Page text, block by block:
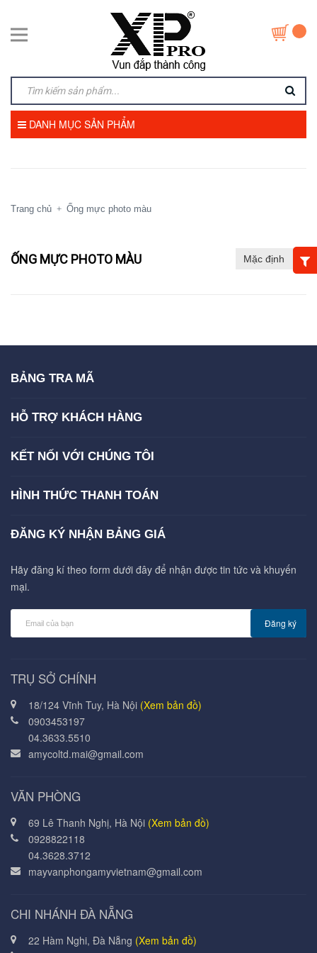
DANH MỤC SẢN PHẨM
Trang chủ + Ống mực photo màu
ỐNG MỰC PHOTO MÀU
BẢNG TRA MÃ
HỖ TRỢ KHÁCH HÀNG
KẾT NỐI VỚI CHÚNG TÔI
HÌNH THỨC THANH TOÁN
ĐĂNG KÝ NHẬN BẢNG GIÁ
Hãy đăng kí theo form dưới đây để nhận được tin tức và khuyến
mại.
Đăng ký
TRỤ SỞ CHÍNH
18/124 Vĩnh Tuy, Hà Nội (Xem bản đồ)
0903453197
04.3633.5510
amycoltd.mai@gmail.com
VĂN PHÒNG
69 Lê Thanh Nghị, Hà Nội (Xem bản đồ)
0928822118
04.3628.3712
mayvanphongamyvietnam@gmail.com
CHI NHÁNH ĐÀ NẴNG
22 Hàm Nghi, Đà Nẵng (Xem bản đồ)